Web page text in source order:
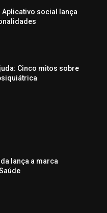
Aplicativo social lança
Cinco mitos sobre
lança a marca